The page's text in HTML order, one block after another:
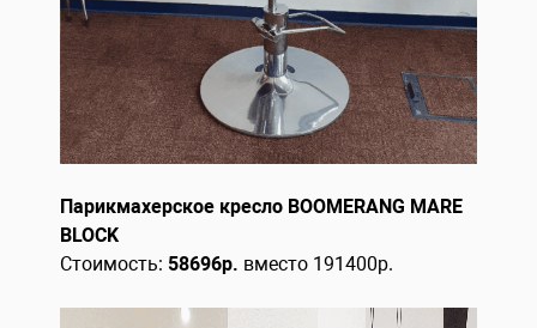
Парикмахерское кресло BOOMERANG MARE
BLOCK
Стоимость: 58696р. вместо 191400р.